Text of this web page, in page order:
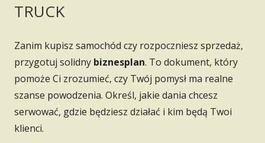
TRUCK
Zanim kupisz samochód czy rozpoczniesz sprzedaż,
przygotuj solidny biznesplan. To dokument, który
pomoże Ci zrozumieć, czy Twój pomysł ma realne
szanse powodzenia. Określ, jakie dania chcesz
serwować, gdzie będziesz działać i kim będą Twoi
klienci.